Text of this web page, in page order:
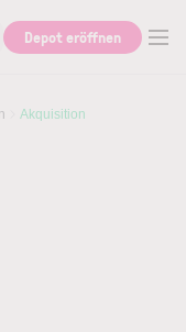
nach Aktie, Autor...
Depot eröffnen
Akquisition